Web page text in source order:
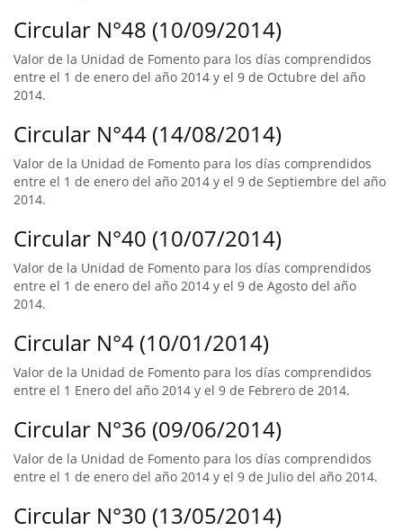
Circular N°48 (10/09/2014)
Valor de la Unidad de Fomento para los días comprendidos
entre el 1 de enero del año 2014 y el 9 de Octubre del año
2014.
Circular N°44 (14/08/2014)
Valor de la Unidad de Fomento para los días comprendidos
entre el 1 de enero del año 2014 y el 9 de Septiembre del año
2014.
Circular N°40 (10/07/2014)
Valor de la Unidad de Fomento para los días comprendidos
entre el 1 de enero del año 2014 y el 9 de Agosto del año
2014.
Circular N°4 (10/01/2014)
Valor de la Unidad de Fomento para los días comprendidos
entre el 1 Enero del año 2014 y el 9 de Febrero de 2014.
Circular N°36 (09/06/2014)
Valor de la Unidad de Fomento para los días comprendidos
entre el 1 de enero del año 2014 y el 9 de Julio del año 2014.
Circular N°30 (13/05/2014)